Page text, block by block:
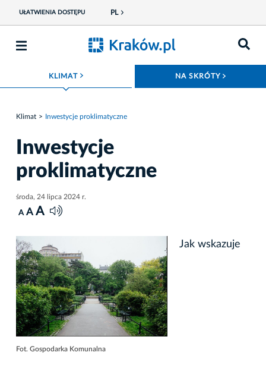
UŁATWIENIA DOSTĘPU PL
KLIMAT ROZWIŃ MENU NA SKRÓTY
Klimat Inwestycje proklimatyczne
Inwestycje
proklimatyczne
środa, 24 lipca 2024 r.
A A A
Fot. Gospodarka Komunalna
Jak wskazuje